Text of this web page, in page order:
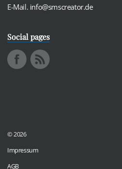
E-Mail. info@smscreator.de
Social pages
© 2026
Impressum
AGB